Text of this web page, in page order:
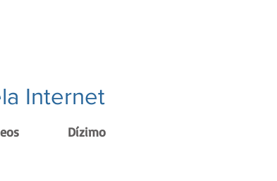
Internet
Dízimo